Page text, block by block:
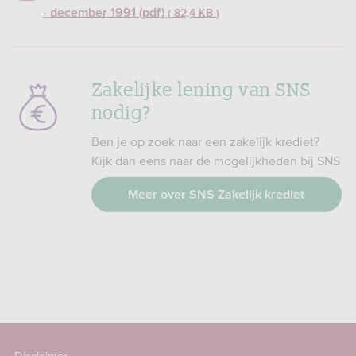
- december 1991 (pdf)
82,4 KB
Zakelijke lening van SNS
nodig?
Ben je op zoek naar een zakelijk krediet?
Kijk dan eens naar de mogelijkheden bij SNS
Meer over SNS Zakelijk krediet